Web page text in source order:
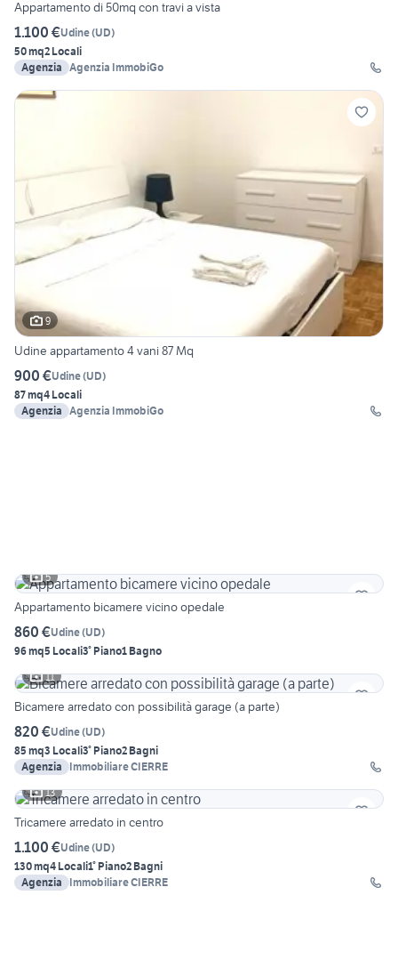
Appartamento di 50mq con travi a vista
1.100 €Udine(UD)
50 mq2 Locali
Agenzia Agenzia ImmobiGo
9
Udine appartamento 4 vani 87 Mq
900 €Udine(UD)
87 mq4 Locali
Agenzia Agenzia ImmobiGo
5
Appartamento bicamere vicino opedale
860 €Udine(UD)
96 mq5 Locali3° Piano1 Bagno
11
Bicamere arredato con possibilità garage (a parte)
820 €Udine(UD)
85 mq3 Locali3° Piano2 Bagni
Agenzia
Immobiliare CIERRE
13
Tricamere arredato in centro
1.100 €Udine(UD)
130 mq4 Locali1° Piano2 Bagni
Agenzia
Immobiliare CIERRE